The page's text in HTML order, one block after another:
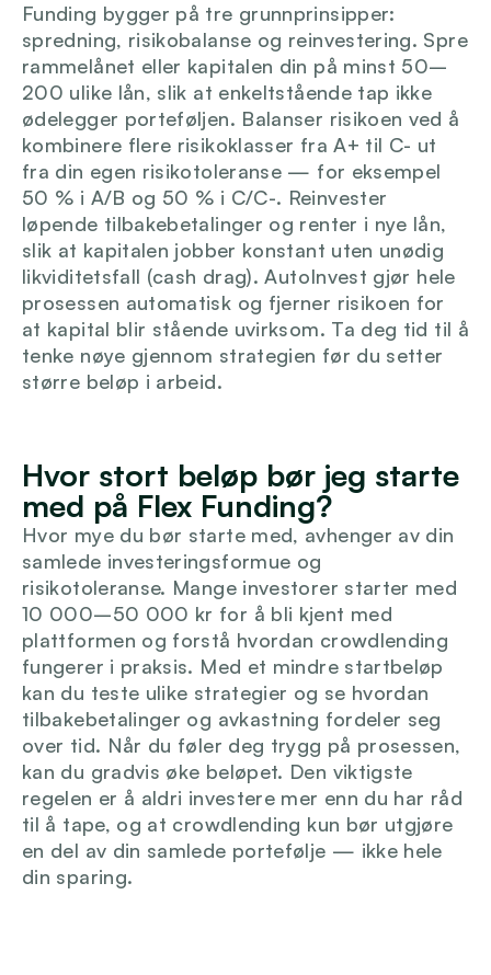
Funding bygger på tre grunnprinsipper:
spredning, risikobalanse og reinvestering. Spre
rammelånet eller kapitalen din på minst 50–
200 ulike lån, slik at enkeltstående tap ikke
ødelegger porteføljen. Balanser risikoen ved å
kombinere flere risikoklasser fra A+ til C- ut
fra din egen risikotoleranse — for eksempel
50 % i A/B og 50 % i C/C-. Reinvester
løpende tilbakebetalinger og renter i nye lån,
slik at kapitalen jobber konstant uten unødig
likviditetsfall (cash drag). AutoInvest gjør hele
prosessen automatisk og fjerner risikoen for
at kapital blir stående uvirksom. Ta deg tid til å
tenke nøye gjennom strategien før du setter
større beløp i arbeid.
Hvor stort beløp bør jeg starte
med på Flex Funding?
Hvor mye du bør starte med, avhenger av din
samlede investeringsformue og
risikotoleranse. Mange investorer starter med
10 000–50 000 kr for å bli kjent med
plattformen og forstå hvordan crowdlending
fungerer i praksis. Med et mindre startbeløp
kan du teste ulike strategier og se hvordan
tilbakebetalinger og avkastning fordeler seg
over tid. Når du føler deg trygg på prosessen,
kan du gradvis øke beløpet. Den viktigste
regelen er å aldri investere mer enn du har råd
til å tape, og at crowdlending kun bør utgjøre
en del av din samlede portefølje — ikke hele
din sparing.